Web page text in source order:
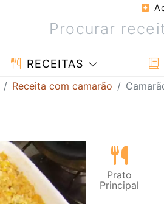
RECEITAS
Receita com camarão
Prato
Principal